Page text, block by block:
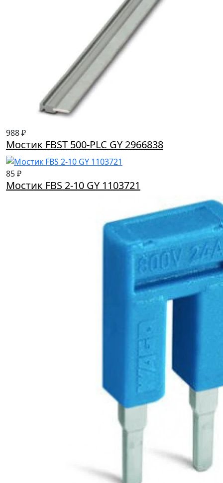
988 ₽
Мостик FBST 500-PLC GY 2966838
85 ₽
Мостик FBS 2-10 GY 1103721